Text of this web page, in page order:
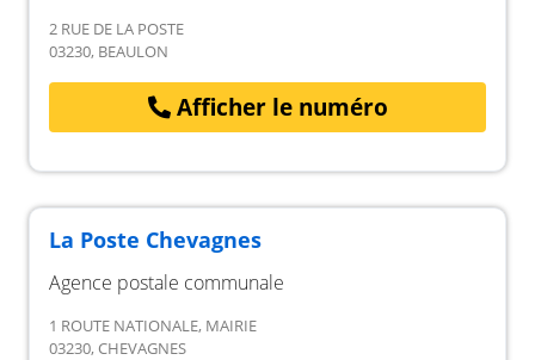
2 RUE DE LA POSTE
03230, BEAULON
Afficher le numéro
La Poste Chevagnes
Agence postale communale
1 ROUTE NATIONALE, MAIRIE
03230, CHEVAGNES